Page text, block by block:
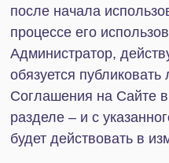
деятельности любым по
предварительным уведомлением
такового.
3.2. Администратор ни при каких
обязан, хотя и имеет такое
деятельность Пользователей и
ответственности за действия
любых лиц в отношении